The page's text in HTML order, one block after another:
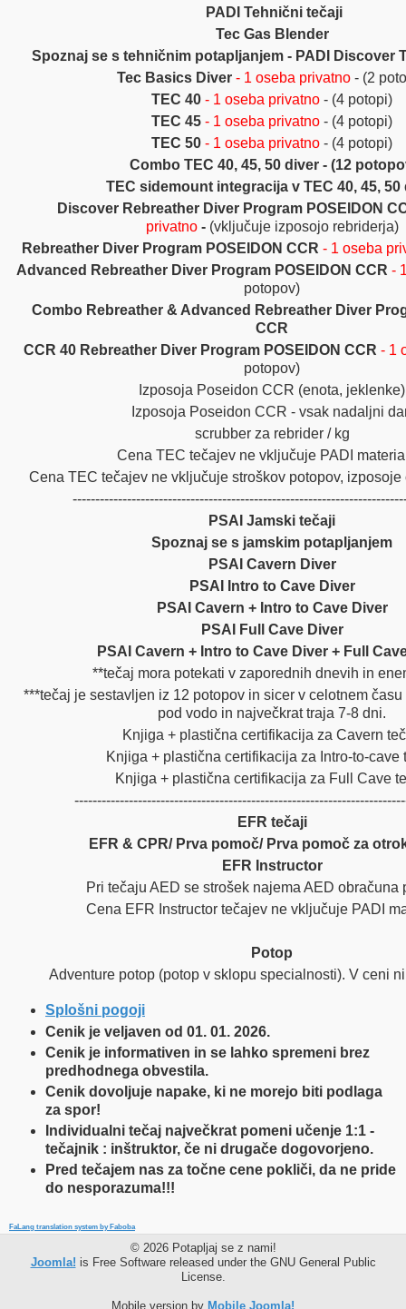
PADI Tehnični tečaji
Tec Gas Blender
Spoznaj se s tehničnim potapljanjem - PADI Discover
Tec Basics Diver - 1 oseba privatno- (2
TEC 40 - 1 oseba privatno - (4 potopi)
TEC 45 - 1 oseba privatno - (4 potopi)
TEC 50 - 1 oseba privatno - (4 potopi)
Combo TEC 40, 45, 50 diver - (12
TEC sidemount integracija v TEC 40, 45, 50
Discover Rebreather Diver Program POSEIDON
privatno- (vključuje izposojo rebriderja)
Rebreather Diver Program POSEIDON CCR - 1 oseba
Advanced Rebreather Diver Program POSEIDON CCR -
potopov)
Combo Rebreather & Advanced Rebreather Diver
CCR
CCR 40 Rebreather Diver Program POSEIDON CCR - 1
potopov)
Izposoja Poseidon CCR (enota, jeklenke)
Izposoja Poseidon CCR - vsak nadaljni
scrubber za rebrider / kg
Cena TEC tečajev ne vključuje PADI
Cena TEC tečajev ne vključuje stroškov potopov, izposoje
PSAI Jamski tečaji
Spoznaj se s jamskim potapljanjem
PSAI Cavern Diver
PSAI Intro to Cave Diver
PSAI Cavern + Intro to Cave Diver
PSAI Full Cave Diver
PSAI Cavern + Intro to Cave Diver + Full
**tečaj mora potekati v zaporednih dnevih in
***tečaj je sestavljen iz 12 potopov in sicer v celotnem
pod vodo in največkrat traja 7-8 dni.
Knjiga + plastična certifikacija za Cavern
Knjiga + plastična certifikacija za Intro-to-
Knjiga + plastična certifikacija za Full Cave
EFR tečaji
EFR & CPR/ Prva pomoč/ Prva pomoč za
EFR Instructor
Pri tečaju AED se strošek najema AED obračuna
Cena EFR Instructor tečajev ne vključuje PADI
Potop
Adventure potop (potop v sklopu specialnosti). V ceni
Splošni pogoji
Cenik je veljaven od 01. 01. 2026.
Cenik je informativen in se lahko spremeni brez
predhodnega obvestila.
Cenik dovoljuje napake, ki ne morejo biti podlaga
za spor!
Individualni tečaj največkrat pomeni učenje 1:1 -
tečajnik : inštruktor, če ni drugače dogovorjeno.
Pred tečajem nas za točne cene pokliči, da ne pride
do nesporazuma!!!
FaLang translation system by Faboba
© 2026 Potapljaj se z nami!
Joomla! is Free Software released under the GNU General Public
License.
Mobile version by Mobile Joomla!